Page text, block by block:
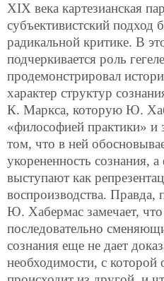
XIX века картезианская
субъективистский подход
радикальной критике. В
подчеркивается роль
продемонстрировал
характер структур
К. Маркса, которую Ю.
«философией практики» и
том, что в ней
укорененность сознания,
выступают как
воспроизводства.
Ю. Хабермас замечает,
последовательно
сознания еще не дает
необходимости, с